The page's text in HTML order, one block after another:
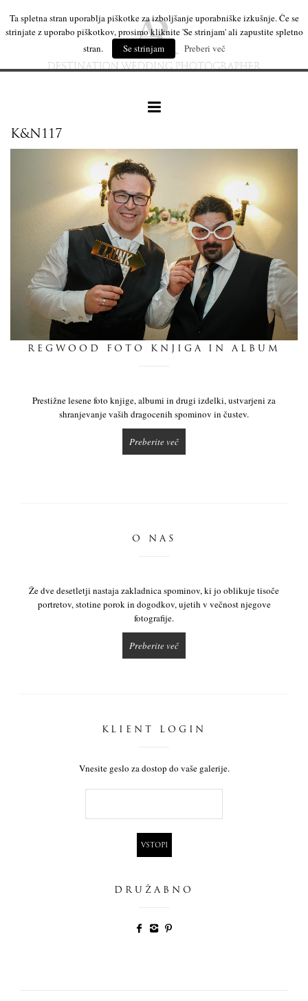
naše delo
leseni izdelki
dnevnik
K&N117
REGWOOD FOTO KNJIGA IN ALBUM
Prestižne lesene foto knjige, albumi in drugi izdelki, ustvarjeni za
shranjevanje vaših dragocenih spominov in čustev.
Preberite več
O NAS
Že dve desetletji nastaja zakladnica spominov, ki jo oblikuje tisoče
portretov, stotine porok in dogodkov, ujetih v večnost njegove
fotografije.
Preberite več
KLIENT LOGIN
Vnesite geslo za dostop do vaše galerije.
DRUŽABNO
Ta spletna stran uporablja piškotke za izboljšanje uporabniške izkušnje. Če se
strinjate z uporabo piškotkov, prosimo kliknite 'Se strinjam' ali zapustite spletno
stran.
Se strinjam Preberi več